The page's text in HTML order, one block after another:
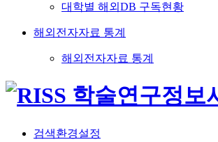
대학별 해외DB 구독현황
해외전자자료 통계
해외전자자료 통계
검색환경설정